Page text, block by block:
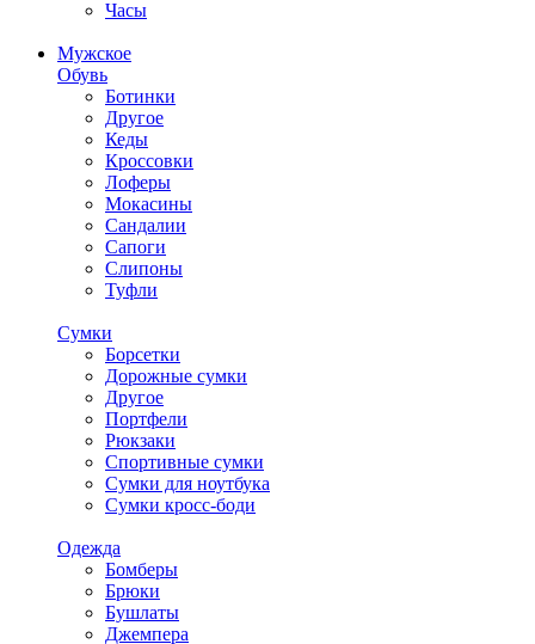
Часы
Мужское
Обувь
Ботинки
Другое
Кеды
Кроссовки
Лоферы
Мокасины
Сандалии
Сапоги
Слипоны
Туфли
Сумки
Борсетки
Дорожные сумки
Другое
Портфели
Рюкзаки
Спортивные сумки
Сумки для ноутбука
Сумки кросс-боди
Одежда
Бомберы
Брюки
Бушлаты
Джемпера